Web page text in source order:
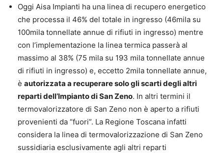
Oggi Aisa Impianti ha una linea di recupero energetico
che processa il 46% del totale in ingresso (46mila su
100mila tonnellate annue di rifiuti in ingresso) mentre
con l’implementazione la linea termica passerà al
massimo al 38% (75 mila su 193 mila tonnellate annue
di rifiuti in ingresso) e, eccetto 2mila tonnellate annue,
è autorizzata a recuperare solo gli scarti degli altri
reparti dell’Impianto di San Zeno. In altri termini il
termovalorizzatore di San Zeno non è aperto a rifiuti
provenienti da “fuori”. La Regione Toscana infatti
considera la linea di termovalorizzazione di San Zeno
sussidiaria esclusivamente agli altri reparti